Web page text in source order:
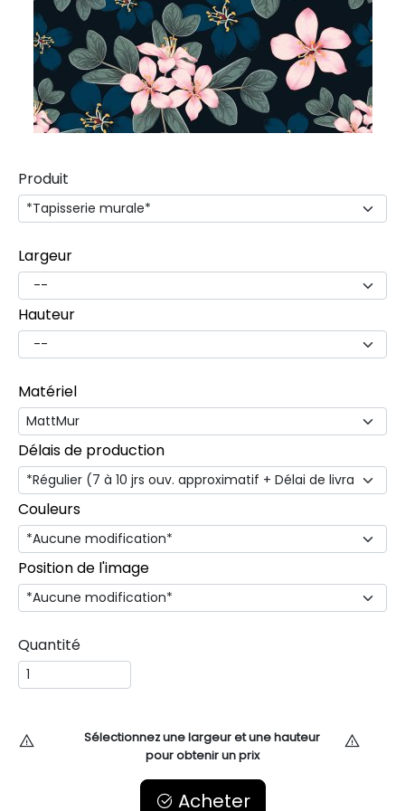
Produit
Largeur
Hauteur
Matériel
Délais de production
Couleurs
Position de l'image
Quantité
Sélectionnez une largeur et une hauteur
pour obtenir un prix
Acheter